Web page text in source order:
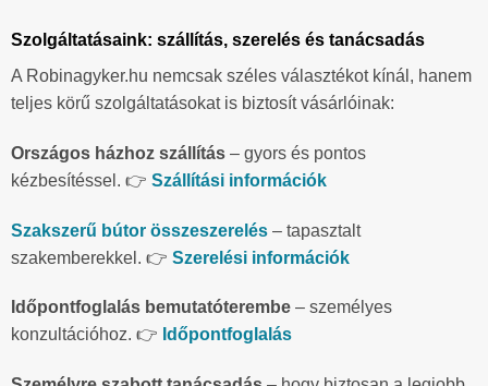
Szolgáltatásaink: szállítás, szerelés és tanácsadás
A Robinagyker.hu nemcsak széles választékot kínál, hanem
teljes körű szolgáltatásokat is biztosít vásárlóinak:
Országos házhoz szállítás – gyors és pontos
kézbesítéssel. 👉 Szállítási információk
Szakszerű bútor összeszerelés – tapasztalt
szakemberekkel. 👉 Szerelési információk
Időpontfoglalás bemutatóterembe – személyes
konzultációhoz. 👉 Időpontfoglalás